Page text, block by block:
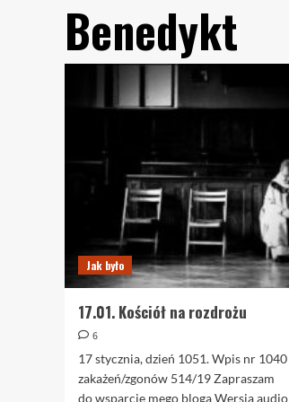
Benedykt
Jak było
17.01. Kościół na rozdrożu
6
17 stycznia, dzień 1051. Wpis nr 1040
zakażeń/zgonów 514/19 Zapraszam
do wsparcie mego bloga Wersja audio